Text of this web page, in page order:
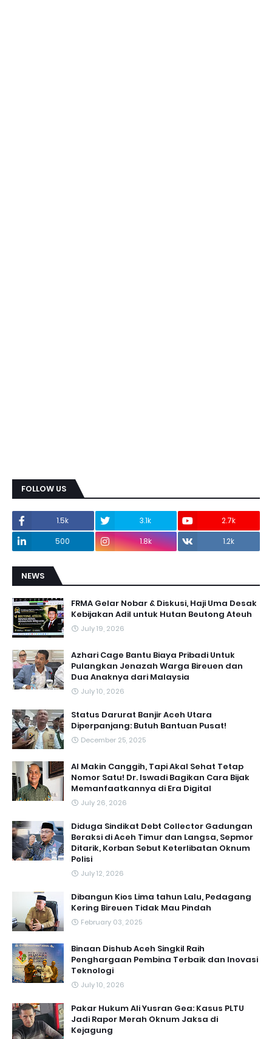
FOLLOW US
1.5k 3.1k
2.7k
500
1.8k 1.2k
NEWS
FRMA Gelar Nobar & Diskusi, Haji Uma Desak
Kebijakan Adil untuk Hutan Beutong Ateuh
July 19, 2026
Azhari Cage Bantu Biaya Pribadi Untuk
Pulangkan Jenazah Warga Bireuen dan
Dua Anaknya dari Malaysia
July 10, 2026
Status Darurat Banjir Aceh Utara
Diperpanjang: Butuh Bantuan Pusat!
December 25, 2025
AI Makin Canggih, Tapi Akal Sehat Tetap
Nomor Satu! Dr. Iswadi Bagikan Cara Bijak
Memanfaatkannya di Era Digital
July 26, 2026
Diduga Sindikat Debt Collector Gadungan
Beraksi di Aceh Timur dan Langsa, Sepmor
Ditarik, Korban Sebut Keterlibatan Oknum
Polisi
July 12, 2026
Dibangun Kios Lima tahun Lalu, Pedagang
Kering Bireuen Tidak Mau Pindah
February 03, 2025
Binaan Dishub Aceh Singkil Raih
Penghargaan Pembina Terbaik dan Inovasi
Teknologi
July 10, 2026
Pakar Hukum Ali Yusran Gea: Kasus PLTU
Jadi Rapor Merah Oknum Jaksa di
Kejagung